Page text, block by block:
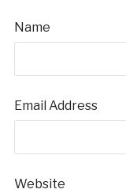
Name
Email Address
Website